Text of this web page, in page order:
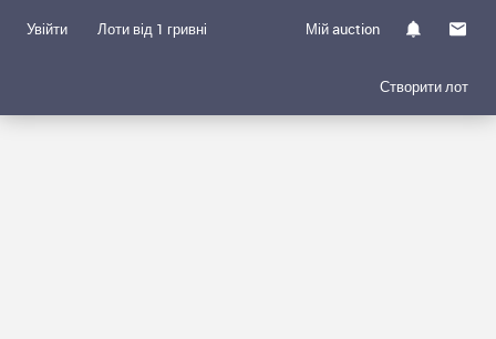
Увійти Лоти від 1 гривні Мій auction
Створити лот